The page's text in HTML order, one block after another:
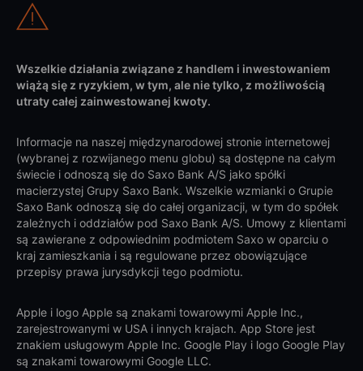
Wszelkie działania związane z handlem i inwestowaniem
wiążą się z ryzykiem, w tym, ale nie tylko, z możliwością
utraty całej zainwestowanej kwoty.
Informacje na naszej międzynarodowej stronie internetowej
(wybranej z rozwijanego menu globu) są dostępne na całym
świecie i odnoszą się do Saxo Bank A/S jako spółki
macierzystej Grupy Saxo Bank. Wszelkie wzmianki o Grupie
Saxo Bank odnoszą się do całej organizacji, w tym do spółek
zależnych i oddziałów pod Saxo Bank A/S. Umowy z klientami
są zawierane z odpowiednim podmiotem Saxo w oparciu o
kraj zamieszkania i są regulowane przez obowiązujące
przepisy prawa jurysdykcji tego podmiotu.
Apple i logo Apple są znakami towarowymi Apple Inc.,
zarejestrowanymi w USA i innych krajach. App Store jest
znakiem usługowym Apple Inc. Google Play i logo Google Play
są znakami towarowymi Google LLC.